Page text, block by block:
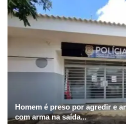
Homem é preso por agredir e
com arma na saída...